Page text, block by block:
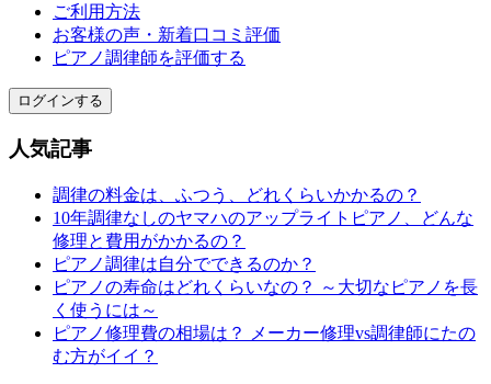
ご利用方法
お客様の声・新着口コミ評価
ピアノ調律師を評価する
ログインする
人気記事
調律の料金は、ふつう、どれくらいかかるの？
10年調律なしのヤマハのアップライトピアノ、どんな
修理と費用がかかるの？
ピアノ調律は自分でできるのか？
ピアノの寿命はどれくらいなの？ ～大切なピアノを長
く使うには～
ピアノ修理費の相場は？ メーカー修理vs調律師にたの
む方がイイ？